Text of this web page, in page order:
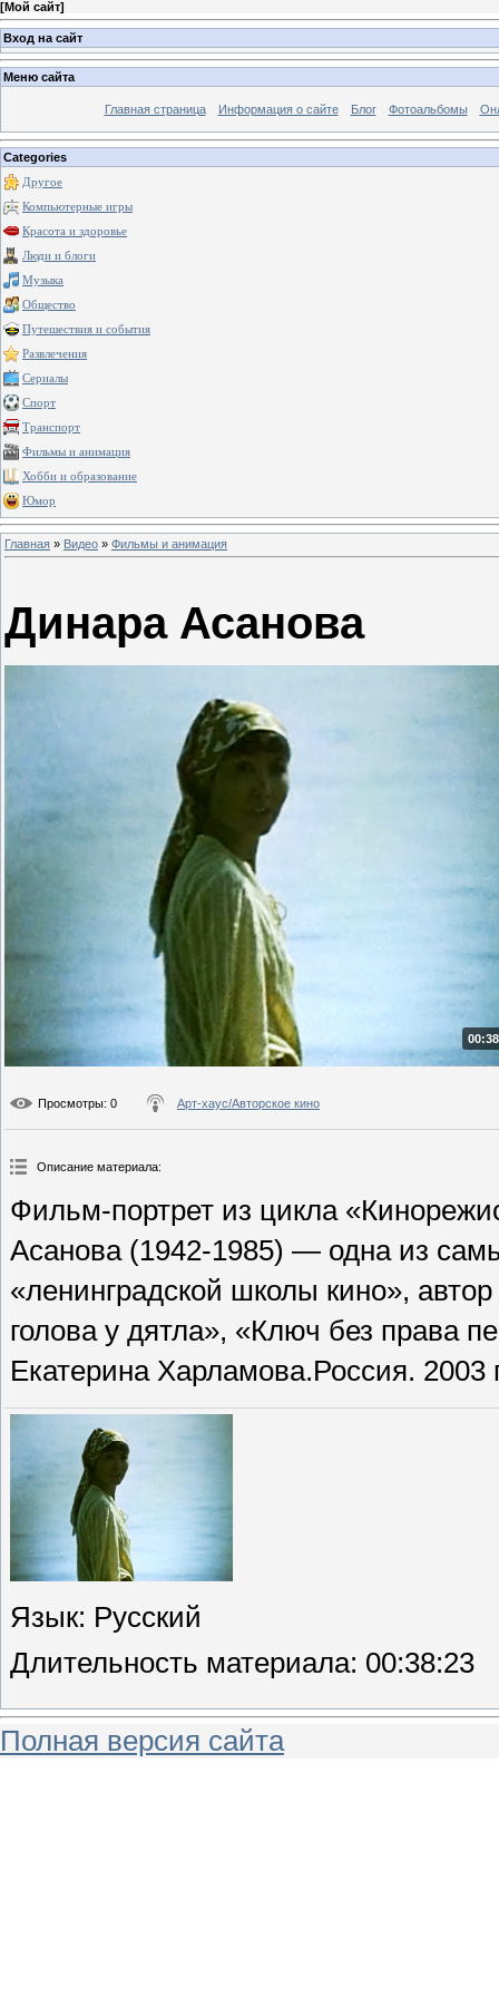
[Мой сайт]
Вход на сайт
Меню сайта
Главная страница Информация о сайте Блог Фотоальбомы
Categories
Другое
Компьютерные игры
Красота и здоровье
Люди и блоги
Музыка
Общество
Путешествия и события
Развлечения
Сериалы
Спорт
Транспорт
Фильмы и анимация
Хобби и образование
Юмор
Главная » Видео » Фильмы и анимация
Динара Асанова
Просмотры: 0 Арт-хаус/Авторское кино
Описание материала:
Фильм-портрет из цикла
Асанова (1942-1985) — одна из
«ленинградской школы кино»,
голова у дятла», «Ключ без права
Екатерина Харламова.Россия. 2003
Язык: Русский
Длительность материала: 00:38:23
Полная версия сайта